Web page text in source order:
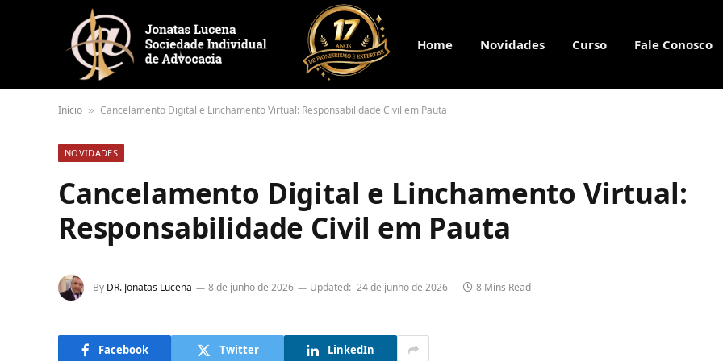
Home Novidades Curso Fale Conosco
Início » Cancelamento Digital e Linchamento Virtual: Responsabilidade Civil em Pauta
NOVIDADES
Cancelamento Digital e Linchamento Virtual:
Responsabilidade Civil em Pauta
By DR. Jonatas Lucena 8 de junho de 2026 Updated: 24 de junho de 2026 8 Mins Read
Facebook Twitter LinkedIn